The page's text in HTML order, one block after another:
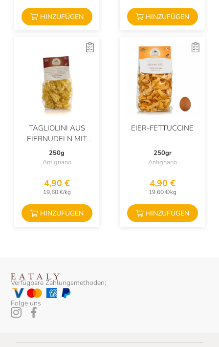
HINZUFÜGEN HINZUFÜGEN
TAGLIOLINI AUS
EIERNUDELN MIT
ACHT-REIHEN-
MAISMEHL
250g
Antignano
4,90 €
19,60 €/kg
HINZUFÜGEN
EIER-FETTUCCINE
250gr
Antignano
4,90 €
19,60 €/kg
HINZUFÜGEN
Verfügbare Zahlungsmethoden:
Folge uns